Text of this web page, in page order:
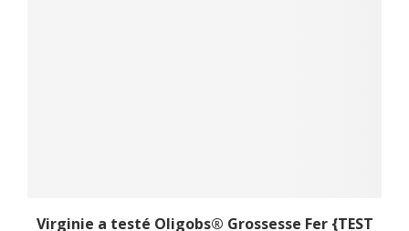
Une vraie solution pour retrouver doudou !